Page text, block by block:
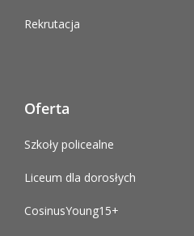
Rekrutacja
Oferta
Szkoły policealne
Liceum dla dorosłych
CosinusYoung15+